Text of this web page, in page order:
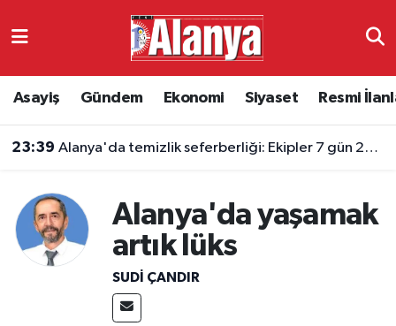
Asayiş Gündem Ekonomi Siyaset Resmi
23:39 Alanya'da temizlik seferberliği: Ekipler 7 gün 24 saat sahada
Alanya'da yaşamak
artık lüks
SUDI ÇANDIR
Ekonomi
Siyaset
Resmi İlanlar
Alanyaspor
Antalya Namaz Vakitleri
Antalya Trafik Yoğunluk Haritası
Süper Lig Puan Durumu ve Fikstür
Tüm Manşetler